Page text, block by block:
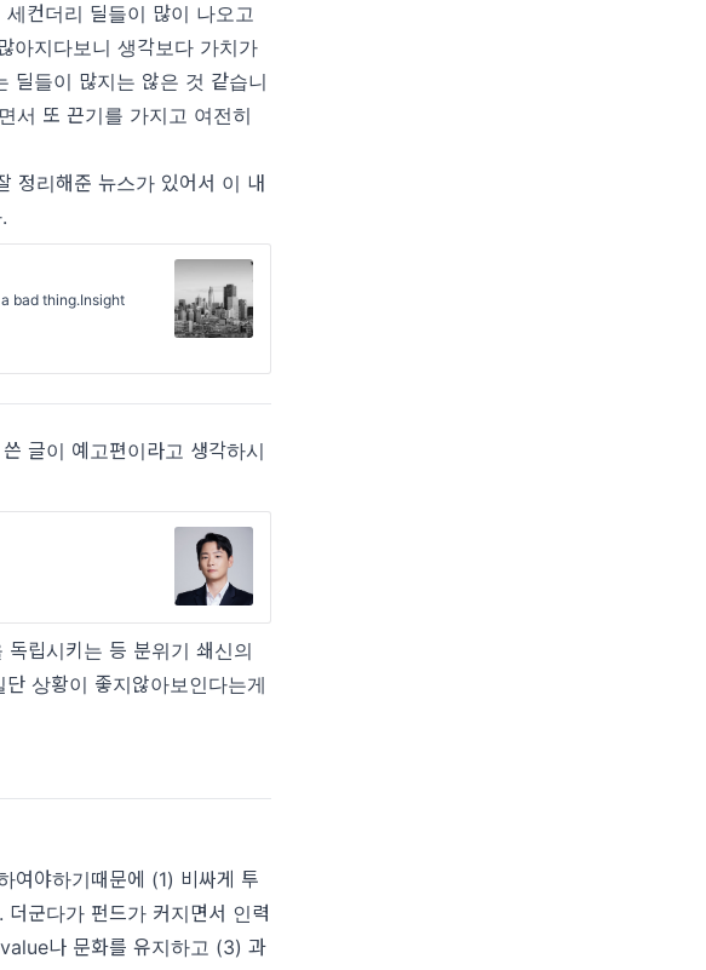
세컨더리 딜들이 많이 나오고
아지다보니 생각보다 가치가
딜들이 많지는 않은 것 같습니
서 또 끈기를 가지고 여전히
정리해준 뉴스가 있어서 이 내
bad thing.Insight
글이 예고편이라고 생각하시
립시키는 등 분위기 쇄신의
상황이 좋지않아보인다는게
여야하기때문에 (1) 비싸게 투
군다가 펀드가 커지면서 인력
나 문화를 유지하고 (3) 과